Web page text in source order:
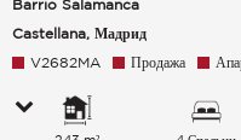
Barrio Salamanca
Castellana, Мадрид
V2682MA Продажа